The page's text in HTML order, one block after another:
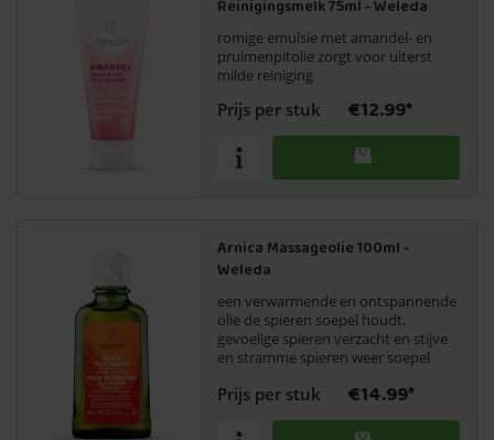
Reinigingsmelk 75ml - Weleda
romige emulsie met amandel- en
pruimenpitolie zorgt voor uiterst
milde reiniging
Prijs per stuk €12.99*
Arnica Massageolie 100ml -
Weleda
een verwarmende en ontspannende
olie de spieren soepel houdt,
gevoelige spieren verzacht en stijve
en stramme spieren weer soepel
Prijs per stuk €14.99*